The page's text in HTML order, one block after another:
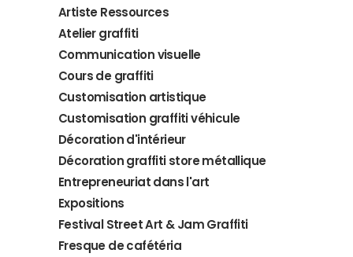
Artiste Ressources
Atelier graffiti
Communication visuelle
Cours de graffiti
Customisation artistique
Customisation graffiti véhicule
Décoration d'intérieur
Décoration graffiti store métallique
Entrepreneuriat dans l'art
Expositions
Festival Street Art & Jam Graffiti
Fresque de cafétéria